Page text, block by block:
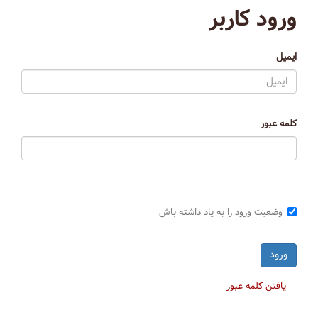
ورود کاربر
ایمیل
کلمه عبور
وضعیت ورود را به یاد داشته باش
یافتن کلمه عبور